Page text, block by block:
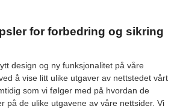
for forbedring og sikring
design og ny funksjonalitet på våre
å vise litt ulike utgaver av nettstedet vårt
som vi følger med på hvordan de
på de ulike utgavene av våre nettsider. Vi